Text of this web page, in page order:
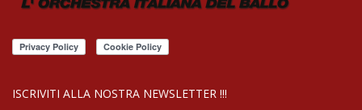
ISCRIVITI ALLA NOSTRA NEWSLETTER !!!